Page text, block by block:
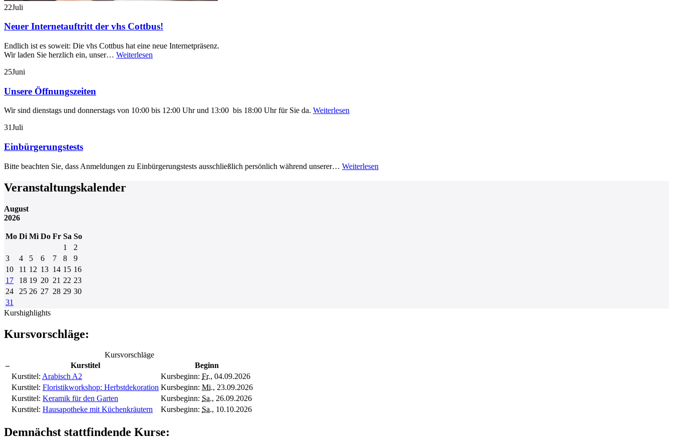
22Juli
Neuer Internetauftritt der vhs Cottbus!
Endlich ist es soweit: Die vhs Cottbus hat eine neue Internetpräsenz.
Wir laden Sie herzlich ein, unser… Weiterlesen
25Juni
Unsere Öffnungszeiten
Wir sind dienstags und donnerstags von 10:00 bis 12:00 Uhr und 13:00 bis 18:00 Uhr für Sie da. Weiterlesen
31Juli
Einbürgerungstests
Bitte beachten Sie, dass Anmeldungen zu Einbürgerungstests ausschließlich persönlich während unserer… Weiterlesen
Veranstaltungskalender
August
2026
Mo Di Mi Do Fr Sa So
1
2
3
4 5 6 7 8
9
10
11 12 13 14 15 16
17
18 19 20 21 22 23
24
25 26 27 28 29 30
31
Kurshighlights
Kursvorschläge:
Kursvorschläge
–
Kurstitel
Beginn
Kurstitel: Arabisch A2 Kursbeginn: Fr., 04.09.2026
Kurstitel: Floristikworkshop: Herbstdekoration Kursbeginn: Mi., 23.09.2026
Kurstitel: Keramik für den Garten Kursbeginn: Sa., 26.09.2026
Kurstitel: Hausapotheke mit Küchenkräutern Kursbeginn: Sa., 10.10.2026
Demnächst stattfindende Kurse: